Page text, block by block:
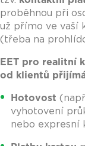
proběhnou při
už přímo ve vaší
(třeba na
EET pro realitní
od klientů
Hotovost
vyhotovení
nebo expresní